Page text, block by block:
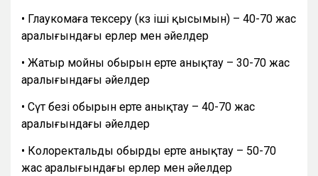
• Глаукомаға тексеру (көз іші қысымын) – 40-70 жас
аралығындағы ерлер мен әйелдер
• Жатыр мойны обырын ерте анықтау – 30-70 жас
аралығындағы әйелдер
• Сүт безі обырын ерте анықтау – 40-70 жас
аралығындағы әйелдер
• Колоректальды обырды ерте анықтау – 50-70
жас аралығындағы ерлер мен әйелдер